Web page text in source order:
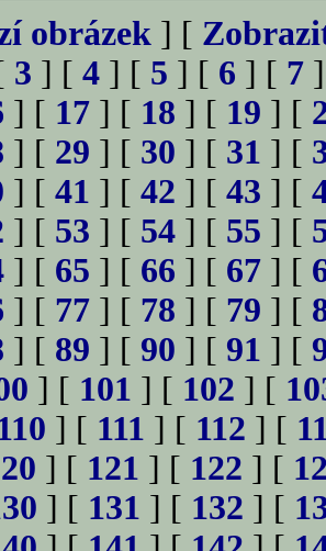
obrázek ] [
3 ] [ 4 ] [ 5 ] [ 6 ] [ 7
] [ 17 ] [ 18 ] [ 19 ] [
] [ 29 ] [ 30 ] [ 31 ] [
] [ 41 ] [ 42 ] [ 43 ] [
] [ 53 ] [ 54 ] [ 55 ] [
] [ 65 ] [ 66 ] [ 67 ] [
] [ 77 ] [ 78 ] [ 79 ] [
] [ 89 ] [ 90 ] [ 91 ] [
] [ 101 ] [ 102 ] [
] [ 111 ] [ 112 ] [
] [ 121 ] [ 122 ] [
] [ 131 ] [ 132 ] [